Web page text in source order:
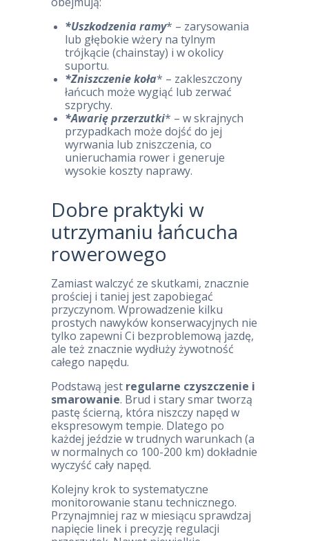
*Uszkodzenia ramy* – zarysowania
lub głębokie wżery na tylnym
trójkącie (chainstay) i w okolicy
suportu.
*Zniszczenie koła* – zakleszczony
łańcuch może wygiąć lub zerwać
szprychy.
*Awarię przerzutki* – w skrajnych
przypadkach może dojść do jej
wyrwania lub zniszczenia, co
unieruchamia rower i generuje
wysokie koszty naprawy.
Dobre praktyki w
utrzymaniu łańcucha
rowerowego
Zamiast walczyć ze skutkami, znacznie
prościej i taniej jest zapobiegać
przyczynom. Wprowadzenie kilku
prostych nawyków konserwacyjnych nie
tylko zapewni Ci bezproblemową jazdę,
ale też znacznie wydłuży żywotność
całego napędu.
Podstawą jest regularne czyszczenie i
smarowanie. Brud i stary smar tworzą
pastę ścierną, która niszczy napęd w
ekspresowym tempie. Dlatego po
każdej jeździe w trudnych warunkach (a
w normalnych co 100-200 km) dokładnie
wyczyść cały napęd.
Kolejny krok to systematyczne
monitorowanie stanu technicznego.
Przynajmniej raz w miesiącu sprawdzaj
napięcie linek i precyzję regulacji